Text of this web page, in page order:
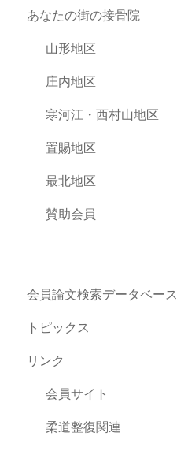
あなたの街の接骨院
山形地区
庄内地区
寒河江・西村山地区
置賜地区
最北地区
賛助会員
会員論文検索データベース
トピックス
リンク
会員サイト
柔道整復関連